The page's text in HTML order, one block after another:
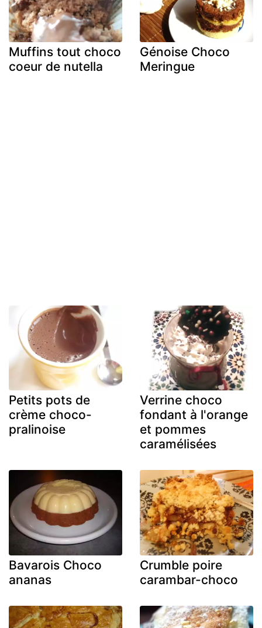
Muffins tout choco
coeur de nutella
Génoise Choco
Meringue
Petits pots de
crème choco-
pralinoise
Verrine choco
fondant à l'orange
et pommes
caramélisées
Bavarois Choco
ananas
Crumble poire
carambar-choco